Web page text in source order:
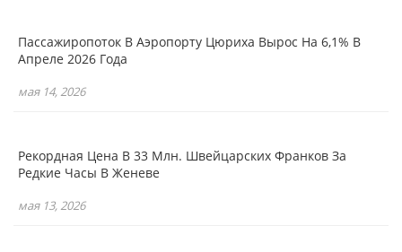
Пассажиропоток В Аэропорту Цюриха Вырос На 6,1% В
Апреле 2026 Года
мая 14, 2026
Рекордная Цена В 33 Млн. Швейцарских Франков За
Редкие Часы В Женеве
мая 13, 2026